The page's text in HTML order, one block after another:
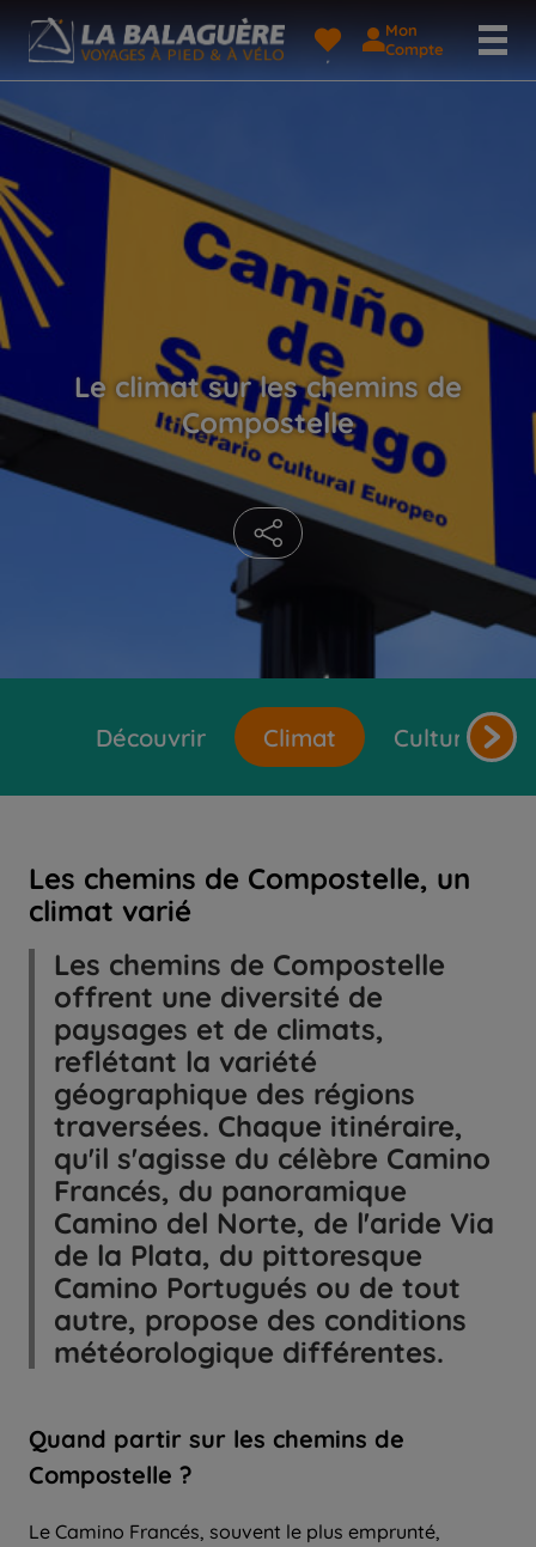
Mon
Compte
Le climat sur les chemins de
Compostelle
Découvrir Climat Cultures et
Les chemins de Compostelle, un
climat varié
Les chemins de Compostelle
offrent une diversité de
paysages et de climats,
reflétant la variété
géographique des régions
traversées. Chaque itinéraire,
qu'il s'agisse du célèbre Camino
Francés, du panoramique
Camino del Norte, de l'aride Via
de la Plata, du pittoresque
Camino Portugués ou de tout
autre, propose des conditions
météorologique différentes.
Quand partir sur les chemins de
Compostelle ?
Le Camino Francés, souvent le plus emprunté,